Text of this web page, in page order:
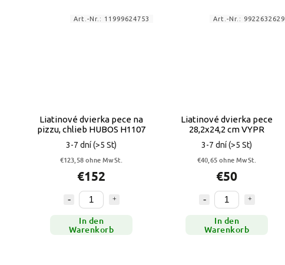
Liatinové dvierka pece na
pizzu, chlieb HUBOS H1107
3-7 dní(>5 St)
€123,58 ohne MwSt.
€152
In den
Warenkorb
Art.-Nr.: 11999624753
Liatinové dvierka pece
28,2x24,2 cm VYPR
3-7 dní(>5 St)
€40,65 ohne MwSt.
€50
In den
Warenkorb
Art.-Nr.: 9922632629